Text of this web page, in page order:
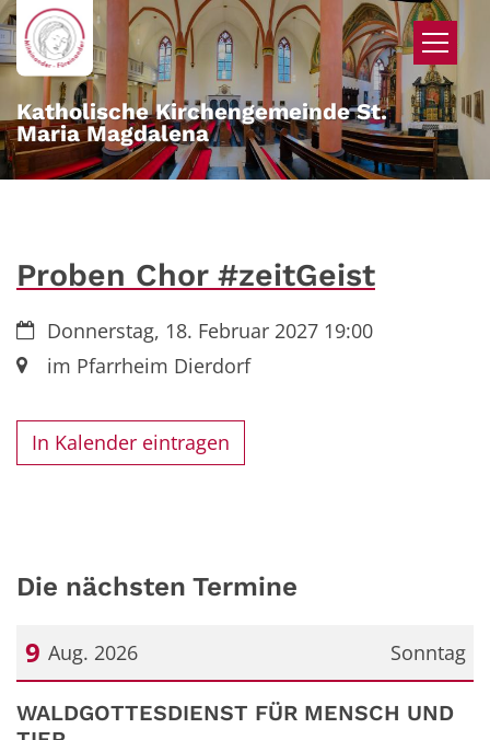
Zum Inhalt springen
Katholische Kirchengemeinde St.
Maria Magdalena
Proben Chor #zeitGeist
Datum:Donnerstag, 18. Februar 2027 19:00
Ort:im Pfarrheim Dierdorf
In Kalender eintragen
Die nächsten Termine
Sonntag
9 Aug. 2026
Datum: 9. August 2026
WALDGOTTESDIENST FÜR MENSCH UND